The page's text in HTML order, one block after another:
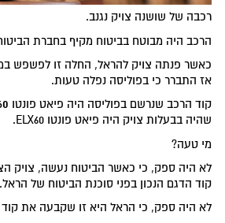
רכבה של שושנה צויק נגנב.
הרכב היה מבוטח בביטוח מקיף בחברת
כאשר פנתה צויק להראל, החלה זו לפשפש
אז התברר כי בפוליסה נפלה טעות.
קוד הרכב שנרשם בפוליסה היה פיאט פונטו
שהיה בבעלות צויק היה פיאט פונטו ELX60.
מי טעה?
לא היה ספק, כי כאשר הביטוח נעשה, צויק
קוד הדגם הנכון בפני סוכנת הביטוח של הראל.
לא היה ספק, כי הראל היא זו שקבעה את